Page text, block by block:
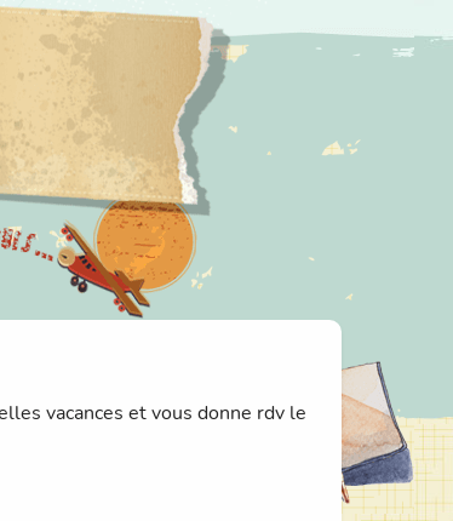
vacances et vous donne rdv le